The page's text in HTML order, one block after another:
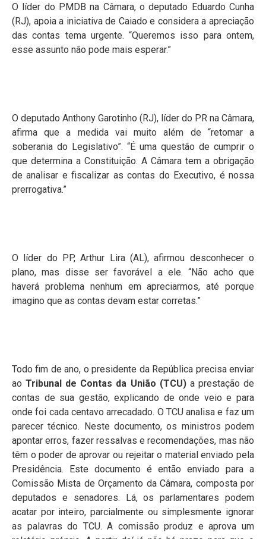
O líder do PMDB na Câmara, o deputado Eduardo Cunha
(RJ), apoia a iniciativa de Caiado e considera a apreciação
das contas tema urgente. “Queremos isso para ontem,
esse assunto não pode mais esperar.”
O deputado Anthony Garotinho (RJ), líder do PR na Câmara,
afirma que a medida vai muito além de “retomar a
soberania do Legislativo”. “É uma questão de cumprir o
que determina a Constituição. A Câmara tem a obrigação
de analisar e fiscalizar as contas do Executivo, é nossa
prerrogativa.”
O líder do PP, Arthur Lira (AL), afirmou desconhecer o
plano, mas disse ser favorável a ele. “Não acho que
haverá problema nenhum em apreciarmos, até porque
imagino que as contas devam estar corretas.”
Todo fim de ano, o presidente da República precisa enviar
aoTribunal de Contas da União (TCU)a prestação de
contas de sua gestão, explicando de onde veio e para
onde foi cada centavo arrecadado. O TCU analisa e faz um
parecer técnico. Neste documento, os ministros podem
apontar erros, fazer ressalvas e recomendações, mas não
têm o poder de aprovar ou rejeitar o material enviado pela
Presidência. Este documento é então enviado para a
Comissão Mista de Orçamento da Câmara, composta por
deputados e senadores. Lá, os parlamentares podem
acatar por inteiro, parcialmente ou simplesmente ignorar
as palavras do TCU. A comissão produz e aprova um